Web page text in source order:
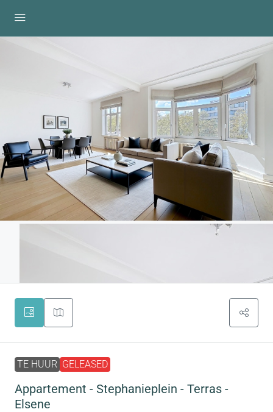
TE HUUR GELEASED
Appartement - Stephanieplein - Terras -
Elsene